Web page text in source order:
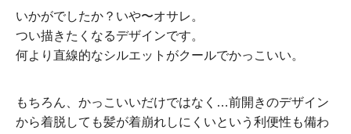
いかがでしたか？いや〜オサレ。
つい描きたくなるデザインです。
何より直線的なシルエットがクールでかっこいい。
もちろん、かっこいいだけではなく…前開きのデザイン
から着脱しても髪が着崩れしにくいという利便性も備わ